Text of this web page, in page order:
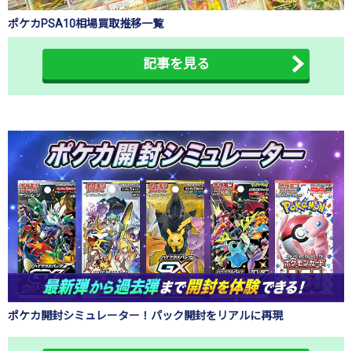
ポケカPSA10相場買取推移一覧
記事を見る
ポケカ開封シミュレーター！パック開封をリアルに再現